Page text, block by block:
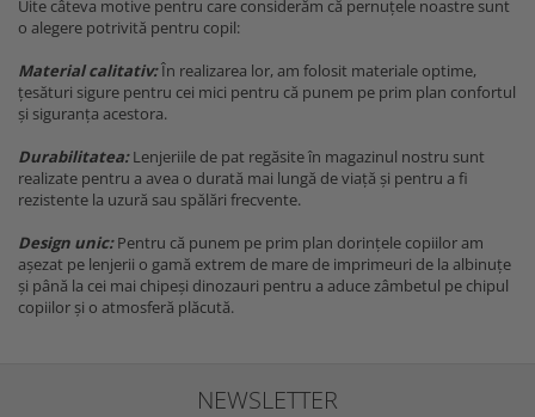
Uite câteva motive pentru care considerăm că pernuțele noastre sunt
o alegere potrivită pentru copil:
Material calitativ:În realizarea lor, am folosit materiale optime,
țesături sigure pentru cei mici pentru că punem pe prim plan confortul
și siguranța acestora.
Durabilitatea:Lenjeriile de pat regăsite în magazinul nostru sunt
realizate pentru a avea o durată mai lungă de viață și pentru a fi
rezistente la uzură sau spălări frecvente.
Design unic:Pentru că punem pe prim plan dorințele copiilor am
așezat pe lenjerii o gamă extrem de mare de imprimeuri de la albinuțe
și până la cei mai chipeși dinozauri pentru a aduce zâmbetul pe chipul
copiilor și o atmosferă plăcută.
NEWSLETTER